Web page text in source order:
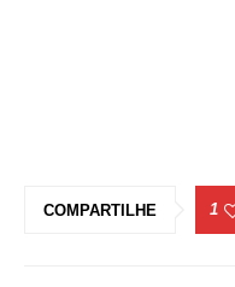
COMPARTILHE 1